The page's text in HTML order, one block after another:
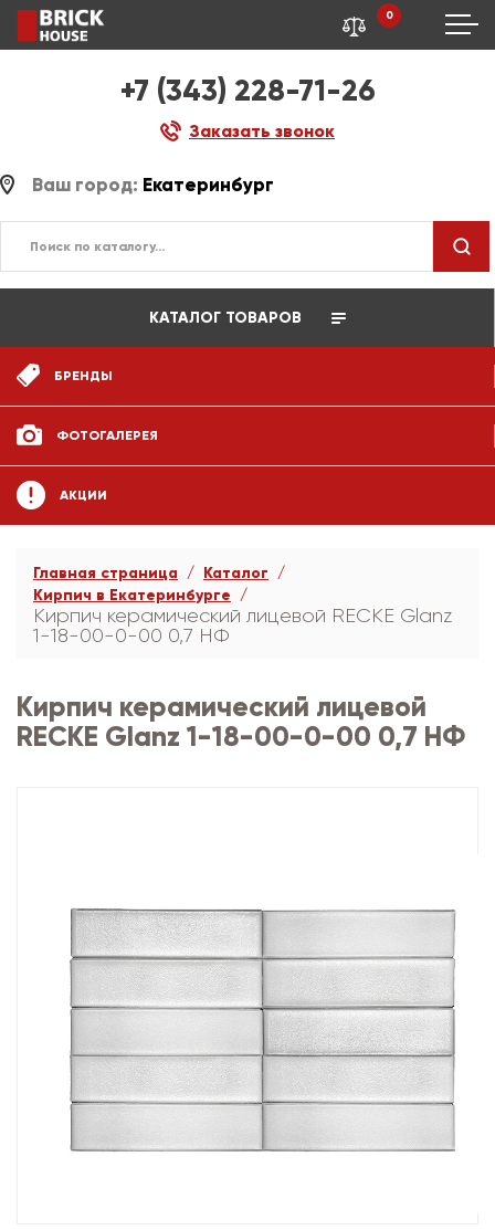
+7 (343) 228-71-26
Заказать звонок
0
Ваш город: Екатеринбург
КАТАЛОГ ТОВАРОВ
БРЕНДЫ
ФОТОГАЛЕРЕЯ
АКЦИИ
Главная страница
Каталог
Кирпич в Екатеринбурге
Кирпич керамический лицевой RECKE Glanz
1-18-00-0-00 0,7 НФ
Кирпич керамический лицевой
RECKE Glanz 1-18-00-0-00 0,7 НФ